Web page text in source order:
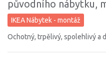
původního nábytku,
IKEA Nábytek - montáž
Ochotný, trpělivý, spolehlivý a